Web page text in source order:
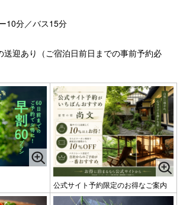
10分／バス15分
送迎あり（ご宿泊日前日までの事前予約必
公式サイト予約限定のお得なご案内